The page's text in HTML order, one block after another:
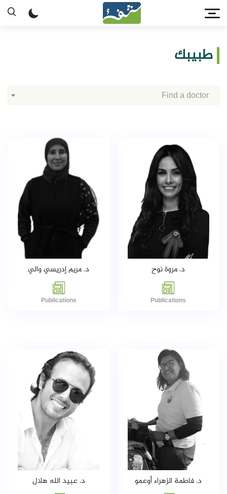
طبيبك
Find a doctor
د. مروة نوح
Publications
د. مريم إدريسي والي
Publications
د. فاطمة الزهراء أوعمو د. عبيد الله هلال